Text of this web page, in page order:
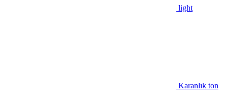
light
Karanlık ton